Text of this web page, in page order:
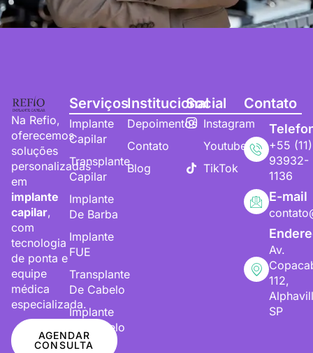
Na Refio,
oferecemos
soluções
personalizadas
em
implante
capilar,
com
tecnologia
de ponta e
equipe
médica
especializada.
AGENDAR
CONSULTA
Serviços
Implante
Capilar
Transplante
Capilar
Implante
De Barba
Implante
FUE
Transplante
De Cabelo
Implante
De Cabelo
Institucional
Depoimentos
Contato
Blog
Social
Instagram
Youtube
TikTok
Contato
+55 (11)
93932-
1136
E-mail
Av.
112,
SP